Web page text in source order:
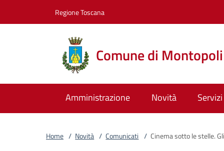
Regione Toscana
Comune di
Amministrazione Novità Servizi
Home / Novità / Comunicati / Cinema sotto le stelle.